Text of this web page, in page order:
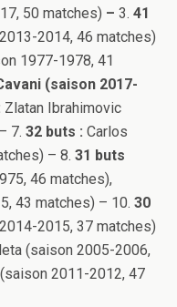
50 matches) – 3. 41
2014, 46 matches)
1977-1978, 41
(saison 2017-
Zlatan Ibrahimovic
7. 32 buts : Carlos
– 8. 31 buts
46 matches),
43 matches) – 10. 30
2015, 37 matches)
(saison 2005-2006,
2011-2012, 47